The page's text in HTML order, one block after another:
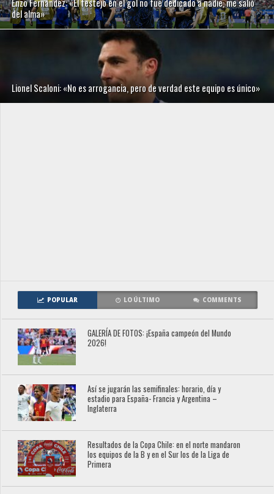
Enzo Fernández: «El festejo en el gol no fue dedicado a nadie, me salió
del alma»
Lionel Scaloni: «No es arrogancia, pero de verdad este equipo es único»
POPULAR LO ÚLTIMO COMMENTS
GALERÍA DE FOTOS: ¡España campeón del Mundo
2026!
Así se jugarán las semifinales: horario, día y
estadio para España- Francia y Argentina –
Inglaterra
Resultados de la Copa Chile: en el norte mandaron
los equipos de la B y en el Sur los de la Liga de
Primera